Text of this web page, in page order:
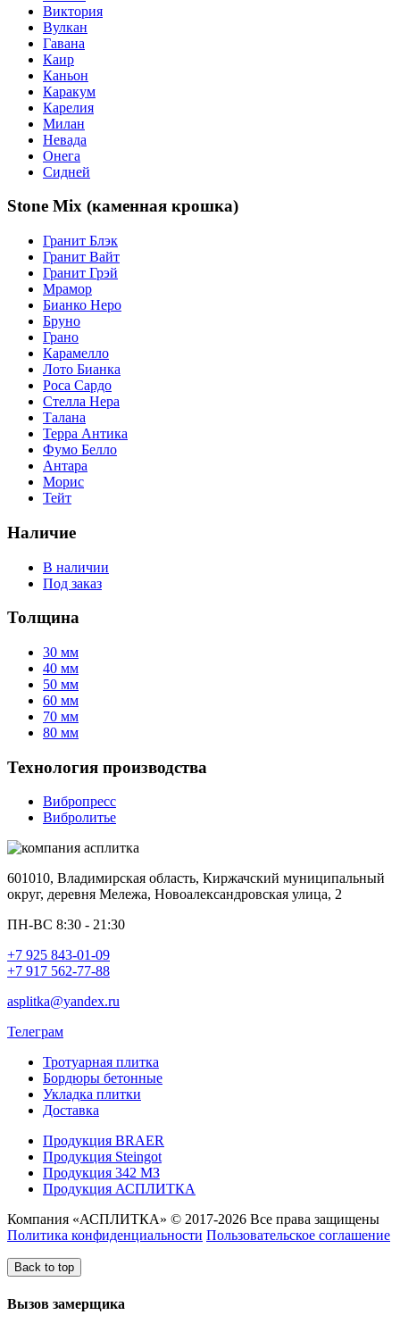
Виктория
Вулкан
Гавана
Каир
Каньон
Каракум
Карелия
Милан
Невада
Онега
Сидней
Stone Mix (каменная крошка)
Гранит Блэк
Гранит Вайт
Гранит Грэй
Мрамор
Бианко Неро
Бруно
Грано
Карамелло
Лото Бианка
Роса Сардо
Стелла Нера
Талана
Терра Антика
Фумо Белло
Антара
Морис
Тейт
Наличие
В наличии
Под заказ
Толщина
30 мм
40 мм
50 мм
60 мм
70 мм
80 мм
Технология производства
Вибропресс
Вибролитье
601010, Владимирская область, Киржачский муниципальный
округ, деревня Мележа, Новоалександровская улица, 2
ПН-ВС 8:30 - 21:30
+7 925 843-01-09
+7 917 562-77-88
asplitka@yandex.ru
Телеграм
Тротуарная плитка
Бордюры бетонные
Укладка плитки
Доставка
Продукция BRAER
Продукция Steingot
Продукция 342 МЗ
Продукция АСПЛИТКА
Компания «АСПЛИТКА» © 2017-2026 Все права защищены
Политика конфиденциальности Пользовательское соглашение
Back to top
Вызов замерщика